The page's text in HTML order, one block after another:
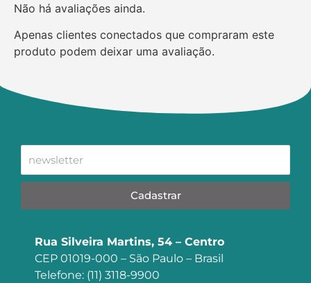
Não há avaliações ainda.
Apenas clientes conectados que compraram este
produto podem deixar uma avaliação.
Cadastrar
Rua Silveira Martins, 54 – Centro
CEP 01019-000 – São Paulo – Brasil
Telefone: (11) 3118-9900